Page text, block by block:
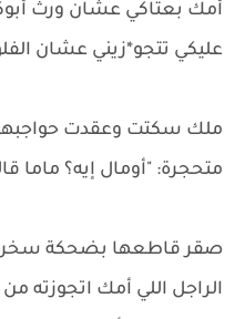
أمك بعتاكي عشان ورث
عليكي تتجو*زيني عشان
ملك سكتت وعقدت
متحجرة: "أومال إيه؟ ماما
صقر قاطعها بضحكة
الراجل اللي أمك اتجوزته